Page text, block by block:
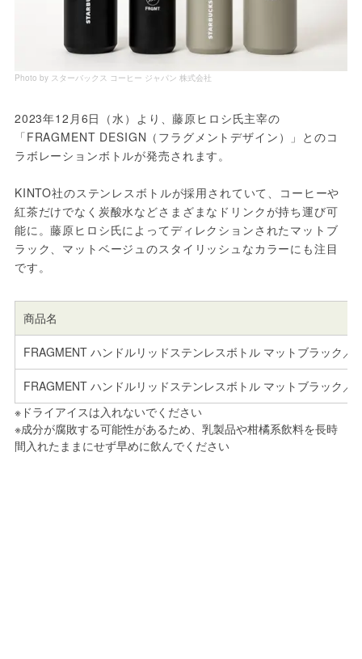
Photo by スターバックス コーヒー ジャパン 株式会社
2023年12月6日（水）より、藤原ヒロシ氏主宰の
「FRAGMENT DESIGN（フラグメントデザイン）」とのコ
ラボレーションボトルが発売されます。
KINTO社のステンレスボトルが採用されていて、コーヒーや
紅茶だけでなく炭酸水などさまざまなドリンクが持ち運び可
能に。藤原ヒロシ氏によってディレクションされたマットブ
ラック、マットベージュのスタイリッシュなカラーにも注目
です。
商品名
FRAGMENT ハンドルリッドステンレスボトル マットブラック／
FRAGMENT ハンドルリッドステンレスボトル マットブラック／
※ドライアイスは入れないでください
※成分が腐敗する可能性があるため、乳製品や柑橘系飲料を長時
間入れたままにせず早めに飲んでください